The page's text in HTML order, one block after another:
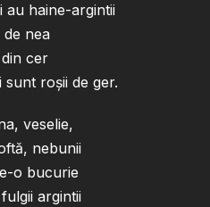
au haine-argintii
de nea
cer
sunt roșii de ger.
veselie,
nebunii
o bucurie
argintii